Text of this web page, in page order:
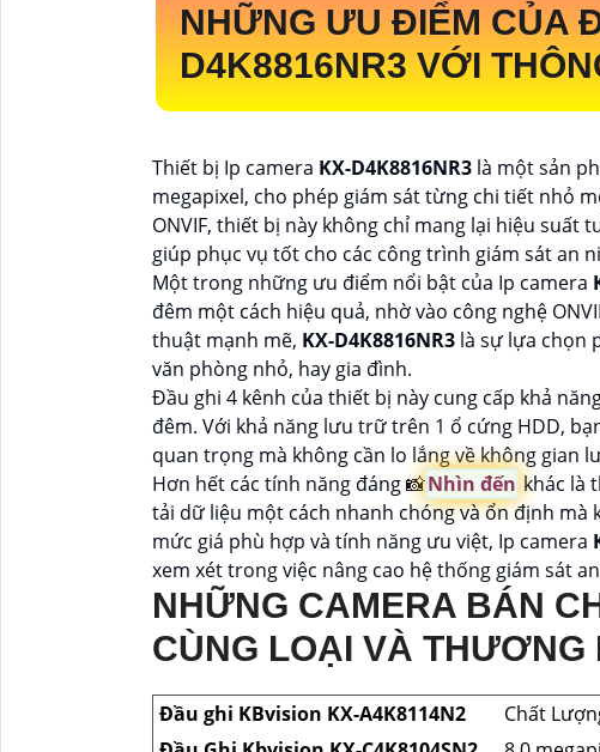
NHỮNG ƯU ĐIỂM CỦA
D4K8816NR3 VỚI
Thiết bị Ip camera KX-D4K8816NR3 là một sản
megapixel, cho phép giám sát từng chi tiết nhỏ
ONVIF, thiết bị này không chỉ mang lại hiệu suất
giúp phục vụ tốt cho các công trình giám sát an
Một trong những ưu điểm nổi bật của Ip camera
đêm một cách hiệu quả, nhờ vào công nghệ
thuật mạnh mẽ, KX-D4K8816NR3 là sự lựa chọn
văn phòng nhỏ, hay gia đình.
Đầu ghi 4 kênh của thiết bị này cung cấp khả
đêm. Với khả năng lưu trữ trên 1 ổ cứng HDD,
quan trọng mà không cần lo lắng về không gian
Hơn hết các tính năng đáng 📸Nhìn đến khác là
tải dữ liệu một cách nhanh chóng và ổn định
mức giá phù hợp và tính năng ưu việt, Ip camera
xem xét trong việc nâng cao hệ thống giám sát
NHỮNG CAMERA BÁN
CÙNG LOẠI VÀ THƯƠNG
Đầu ghi KBvision KX-A4K8114N2 Chất